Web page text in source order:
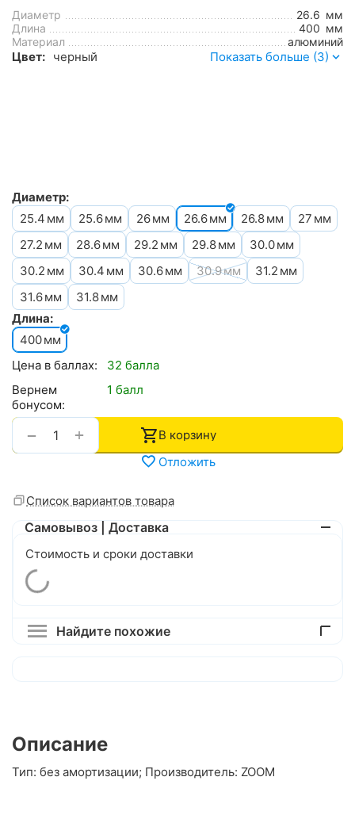
Диаметр 26.6 мм
Длина
400 мм
Материал
алюминий
Цвет: черный Показать больше (3)
Диаметр:
25.4 мм 25.6мм 26мм 26.6мм 26.8мм 27 мм
27.2 мм 28.6мм 29.2 мм 29.8мм 30.0мм
30.2 мм 30.4 мм 30.6мм 30.9мм 31.2 мм
31.6мм 31.8мм
Длина:
400мм
Цена в баллах:
32 балла
Вернем
бонусом:
1 балл
+
−
В корзину
Отложить
Список вариантов товара
Самовывоз | Доставка
Стоимость и сроки доставки
Найдите похожие
Описание
Тип: без амортизации; Производитель: ZOOM